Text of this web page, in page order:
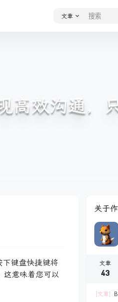
文章
效沟通，
键盘快捷键将
这意味着您可以
关于
文章
43
[文章]